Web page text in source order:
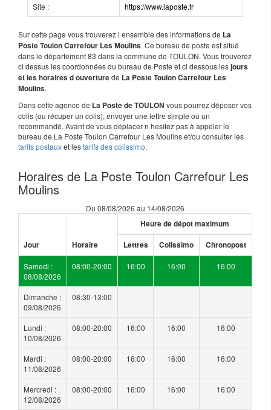
Site : https://www.laposte.fr
Sur cette page vous trouverez l ensemble des informations de La
Poste Toulon Carrefour Les Moulins. Ce bureau de poste est situé
dans le département 83 dans la commune de TOULON. Vous trouverez
ci dessus les coordonnées du bureau de Poste et ci dessous lesjours
et les horaires d ouverturede La Poste Toulon Carrefour Les
Moulins.
Dans cette agence de La Poste de TOULON vous pourrez déposer vos
colis (ou récuper un colis), envoyer une lettre simple ou un
recommandé. Avant de vous déplacer n hesitez pas à appeler le
bureau de La Poste Toulon Carrefour Les Moulins et/ou consulter les
tarifs postauxet lestarifs des colissimo.
Horaires de La Poste Toulon Carrefour Les
Moulins
Du 08/08/2026 au 14/08/2026
Jour Horaire
Heure de dépot maximum
Lettres Colissimo Chronopost
Samedi :
08/08/2026
08:00-20:00 16:00 16:00 16:00
Dimanche :
09/08/2026
08:30-13:00
Lundi :
10/08/2026
08:00-20:00 16:00 16:00 16:00
Mardi :
11/08/2026
08:00-20:00 16:00 16:00 16:00
Mercredi :
12/08/2026
08:00-20:00 16:00 16:00 16:00